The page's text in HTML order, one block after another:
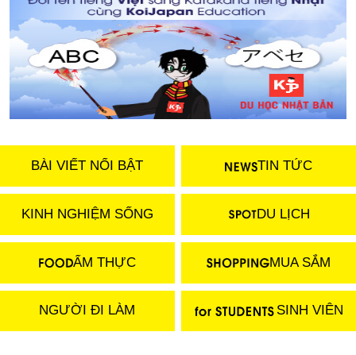
BÀI VIẾT NỔI BẬT TIN TỨC
KINH NGHIỆM SỐNG DU LỊCH
ẨM THỰC MUA SẮM
NGƯỜI ĐI LÀM SINH VIÊN